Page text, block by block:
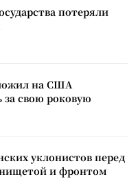
потеряли
на США
за свою роковую
уклонистов перед
и фронтом